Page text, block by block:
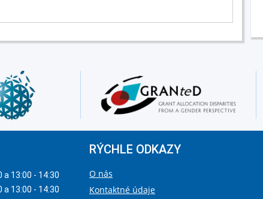
a 13:00 - 14:30
a 13:00 - 14:30
RÝCHLE ODKAZY
O nás
Kontaktné údaje